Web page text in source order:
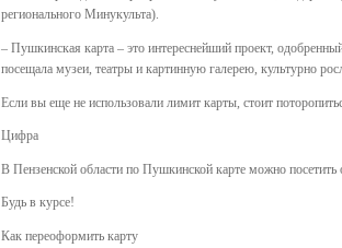
регионального Минукульта).
– Пушкинская карта – это интереснейший проект,
посещала музеи, театры и картинную галерею, культурно
Если вы еще не использовали лимит карты, стоит
Цифра
В Пензенской области по Пушкинской карте можно посетить
Будь в курсе!
Как переоформить карту